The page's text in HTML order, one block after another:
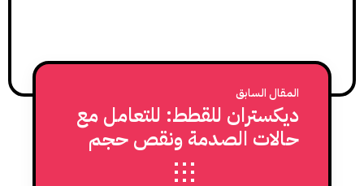
المقال السابق
ديكستران للقطط: للتعامل مع
حالات الصدمة ونقص حجم
الدم لدى القطط